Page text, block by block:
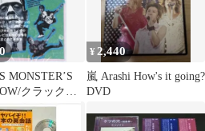
MONSTER’S
クラック・
リアン
¥ 2,440
嵐 Arashi How's it going?
DVD